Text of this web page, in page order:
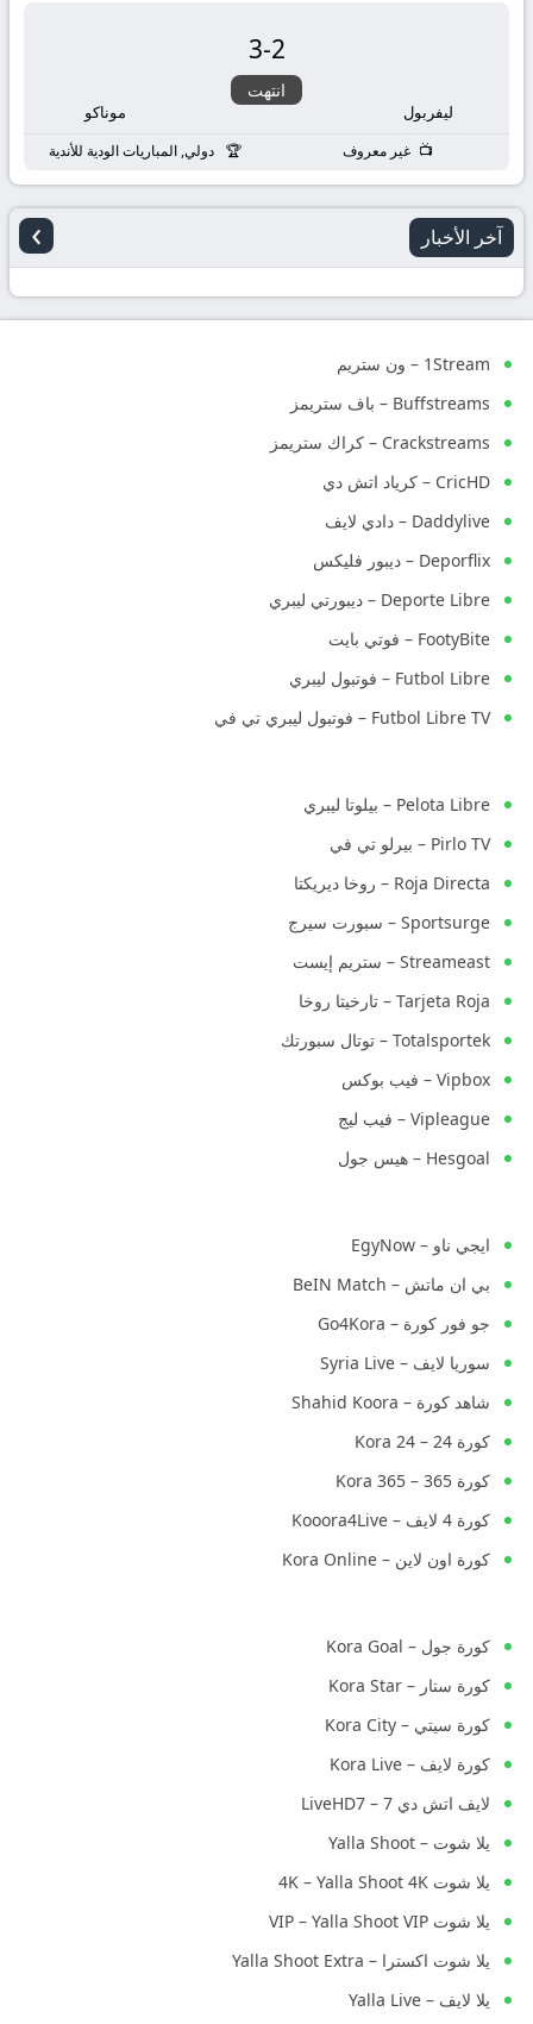
ليفربول
2
-
3
انتهت
موناكو
غير معروف دولي, المباريات الودية للأندية
آخر الأخبار ›
1Stream – ون ستريم
Buffstreams – باف ستريمز
Crackstreams – كراك ستريمز
CricHD – كرياد اتش دي
Daddylive – دادي لايف
Deporflix – ديبور فليكس
Deporte Libre – ديبورتي ليبري
FootyBite – فوتي بايت
Futbol Libre – فوتبول ليبري
Futbol Libre TV – فوتبول ليبري تي في
Pelota Libre – بيلوتا ليبري
Pirlo TV – بيرلو تي في
Roja Directa – روخا ديريكتا
Sportsurge – سبورت سيرج
Streameast – ستريم إيست
Tarjeta Roja – تارخيتا روخا
Totalsportek – توتال سبورتك
Vipbox – فيب بوكس
Vipleague – فيب ليج
Hesgoal – هيس جول
ايجي ناو – EgyNow
بي ان ماتش – BeIN Match
جو فور كورة – Go4Kora
سوريا لايف – Syria Live
شاهد كورة – Shahid Koora
كورة 24 – Kora 24
كورة 365 – Kora 365
كورة 4 لايف – Kooora4Live
كورة اون لاين – Kora Online
كورة جول – Kora Goal
كورة ستار – Kora Star
كورة سيتي – Kora City
كورة لايف – Kora Live
لايف اتش دي 7 – LiveHD7
يلا شوت – Yalla Shoot
يلا شوت 4K – Yalla Shoot 4K
يلا شوت VIP – Yalla Shoot VIP
يلا شوت اكسترا – Yalla Shoot Extra
يلا لايف – Yalla Live